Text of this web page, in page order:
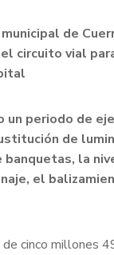
de
circuito vial
un periodo de
de
banquetas, la
el
de cinco millones